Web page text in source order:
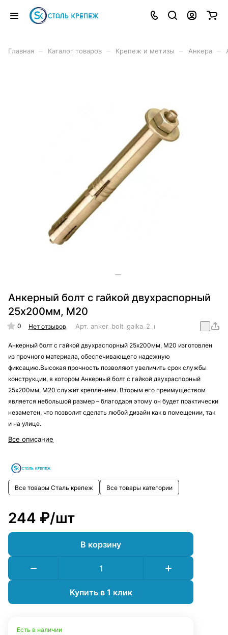
Главная Каталог товаров Крепеж и метизы Анкера
Анкерный болт с гайкой двухраспорный
25х200мм, М20
0 Нет отзывов Арт. anker_bolt_gaika_2_raporny_25x200_M20
Анкерный болт с гайкой двухраспорный 25х200мм, М20 изготовлен
из прочного материала, обеспечивающего надежную
фиксацию.Высокая прочность позволяют увеличить срок службы
конструкции, в котором Анкерный болт с гайкой двухраспорный
25х200мм, М20 служит креплением. Вторым его преимуществом
является небольшой размер – благодаря этому он будет практически
незаметен, что позволит сделать любой дизайн как в помещении, так
и на улице.
Все описание
Все товары Сталь крепеж Все товары категории
244 ₽/шт
В корзину
Купить в 1 клик
Есть в наличии